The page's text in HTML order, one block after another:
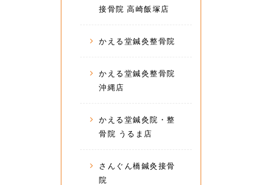
接骨院 高崎飯塚店
かえる堂鍼灸整骨院
かえる堂鍼灸整骨院
沖縄店
かえる堂鍼灸院・整
骨院 うるま店
さんぐん橋鍼灸接骨
院